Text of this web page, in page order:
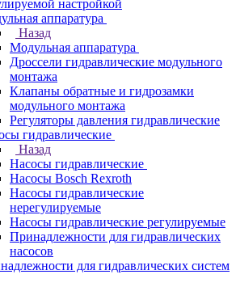
настройкой
аппаратура
Назад
Модульная аппаратура
Дроссели гидравлические модульного
монтажа
Клапаны обратные и гидрозамки
модульного монтажа
Регуляторы давления гидравлические
гидравлические
Назад
Насосы гидравлические
Насосы Bosch Rexroth
Насосы гидравлические
нерегулируемые
Насосы гидравлические регулируемые
Принадлежности для гидравлических
насосов
для гидравлических систем